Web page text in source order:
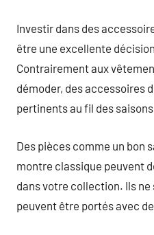
Investir dans des
être une excellente
Contrairement aux
démoder, des accessoires
pertinents au fil des
Des pièces comme un bon
montre classique peuvent
dans votre collection. Ils
peuvent être portés avec